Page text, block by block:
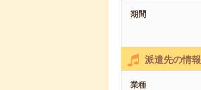
期間
派遣先の情報
業種